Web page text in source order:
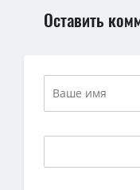
Оставить